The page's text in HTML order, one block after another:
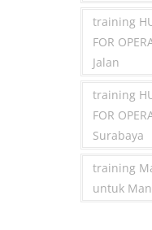
training
FOR
Jalan
training
FOR
Surabaya
training
untuk